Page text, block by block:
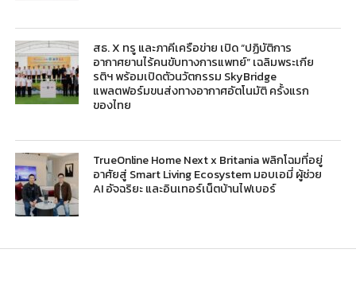
สธ. X ทรู และภาคีเครือข่าย เปิด “ปฏิบัติการ
อากาศยานไร้คนขับทางการแพทย์” เฉลิมพระเกีย
รติฯ พร้อมเปิดตัวนวัตกรรม SkyBridge
แพลตฟอร์มขนส่งทางอากาศอัตโนมัติ ครั้งแรก
ของไทย
TrueOnline Home Next x Britania พลิกโฉมที่อยู่
อาศัยสู่ Smart Living Ecosystem มอบเอมี่ ผู้ช่วย
AI อัจฉริยะ และอินเทอร์เน็ตบ้านไฟเบอร์